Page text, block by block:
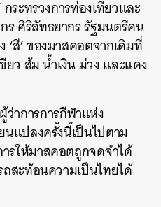
กระทรวงการท่องเที่ยวและ
ร ศิริลัทธยากร รัฐมนตรีคน
สี’ ของมาสคอตจากเดิมที่
ยว ส้ม น้ำเงิน ม่วง และแดง
าการการกีฬาแห่ง
นแปลงครั้งนี้เป็นไปตาม
รให้มาสคอตถูกจดจำได้
ถสะท้อนความเป็นไทยได้